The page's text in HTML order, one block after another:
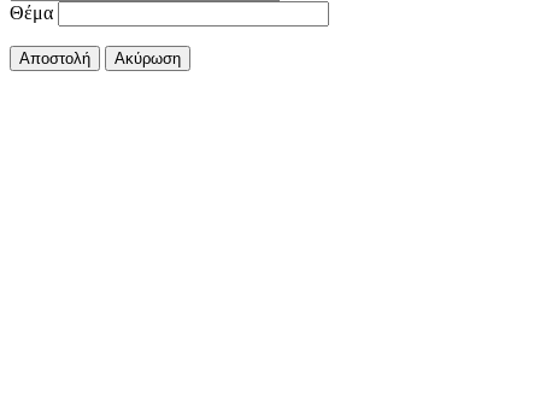
Θέμα
Αποστολή Ακύρωση